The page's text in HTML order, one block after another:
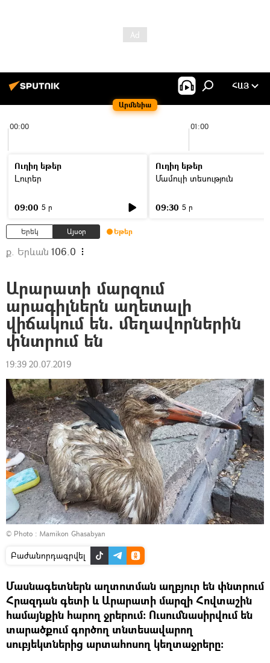
Արմենիա
ՀԱՅ
00:00 01:00
Ուղիղ եթեր
Լուրեր
09:00 5 ր
Ուղիղ եթեր
Մամուլի տեսություն
09:30 5 ր
Երեկ Այսօր Եթեր
ք. Երևան 106.0
Արարատի մարզում
արագիլներն աղետալի
վիճակում են. մեղավորներին
փնտրում են
19:39 20.07.2019
© Photo : Mamikon Ghasabyan
Բաժանորդագրվել
Մասնագետներն աղտոտման աղբյուր են փնտրում
Հրազդան գետի և Արարատի մարզի Հովտաշին
համայնքին հարող ջրերում։ Ուսումնասիրվում են
տարածքում գործող տնտեսավարող
սուբյեկտներից արտահոսող կեղտաջրերը։